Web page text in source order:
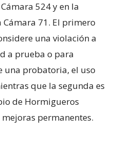
524 y en la
Cámara 71. El primero
una violación a
a prueba o para
una probatoria, el uso
que la segunda es
de Hormigueros
permanentes.